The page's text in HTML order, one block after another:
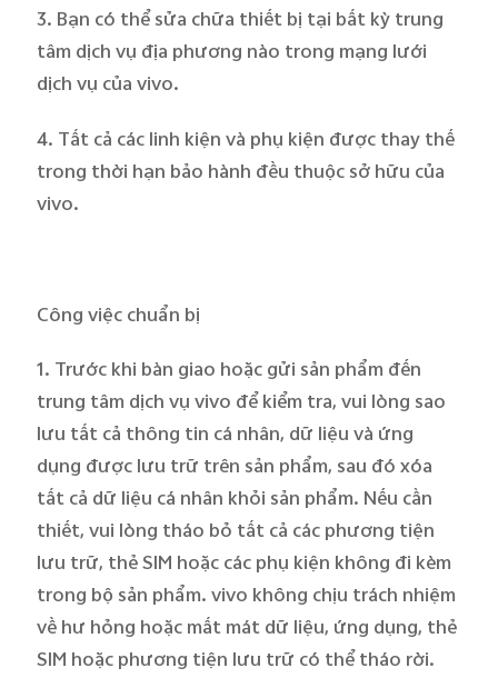
3. Bạn có thể sửa chữa thiết bị tại bất kỳ trung
tâm dịch vụ địa phương nào trong mạng lưới
dịch vụ của vivo.
4. Tất cả các linh kiện và phụ kiện được thay thế
trong thời hạn bảo hành đều thuộc sở hữu của
vivo.
Công việc chuẩn bị
1. Trước khi bàn giao hoặc gửi sản phẩm đến
trung tâm dịch vụ vivo để kiểm tra, vui lòng sao
lưu tất cả thông tin cá nhân, dữ liệu và ứng
dụng được lưu trữ trên sản phẩm, sau đó xóa
tất cả dữ liệu cá nhân khỏi sản phẩm. Nếu cần
thiết, vui lòng tháo bỏ tất cả các phương tiện
lưu trữ, thẻ SIM hoặc các phụ kiện không đi kèm
trong bộ sản phẩm. vivo không chịu trách nhiệm
về hư hỏng hoặc mất mát dữ liệu, ứng dụng, thẻ
SIM hoặc phương tiện lưu trữ có thể tháo rời.